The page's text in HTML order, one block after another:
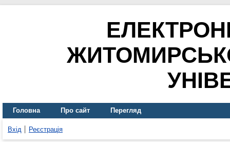
Головна Про сайт Перегляд
Вхід Реєстрація